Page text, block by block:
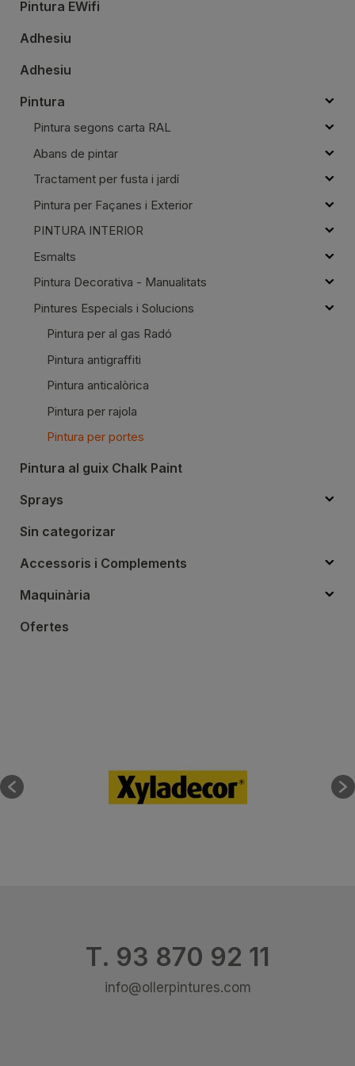
Pintura EWifi
Adhesiu
Adhesiu
Pintura
Pintura segons carta RAL
Abans de pintar
Tractament per fusta i jardí
Pintura per Façanes i Exterior
PINTURA INTERIOR
Esmalts
Pintura Decorativa - Manualitats
Pintures Especials i Solucions
Pintura per al gas Radó
Pintura antigraffiti
Pintura anticalòrica
Pintura per rajola
Pintura per portes
Pintura al guix Chalk Paint
Sprays
Sin categorizar
Accessoris i Complements
Maquinària
Ofertes
T. 93 870 92 11
info@ollerpintures.com